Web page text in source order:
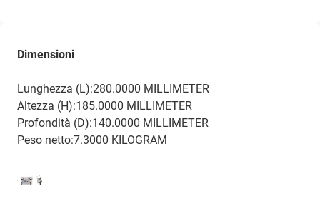
Dimensioni
Lunghezza (L):280.0000 MILLIMETER
Altezza (H):185.0000 MILLIMETER
Profondità (D):140.0000 MILLIMETER
Peso netto:7.3000 KILOGRAM